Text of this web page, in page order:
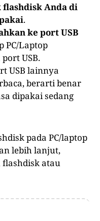
flashdisk Anda di
.
ke port USB
PC/Laptop
USB.
USB lainnya
berarti benar
dipakai sedang
pada PC/laptop
lebih lanjut,
atau